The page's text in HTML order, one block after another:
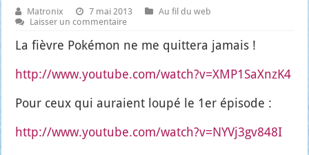
Matronix 7 mai 2013
Au fil du web
Laisser un commentaire
La fièvre Poké­mon ne me quit­te­ra jamais !
http://www.youtube.com/watch?v=XMP1SaXnzK4
Pour ceux qui auraient lou­pé le 1er épi­sode :
http://www.youtube.com/watch?v=NYVj3gv848I